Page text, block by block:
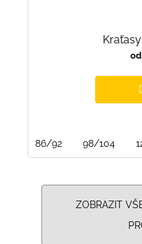
od
86/92 98/104
ZOBRAZIT